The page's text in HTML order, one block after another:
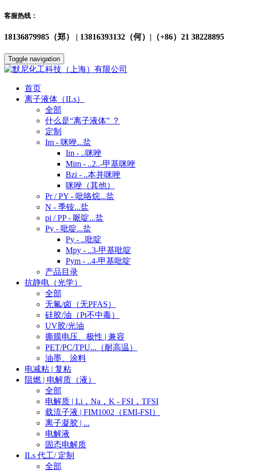
客服热线：
18136879985（郑） | 13816393132（何）|（+86）21 38228895
Toggle navigation
首页
离子液体（ILs）
全部
什么是“离子液体” ？
定制
Im - 咪唑...盐
Im - ..咪唑
Mim - ..2..-甲基咪唑
Bzi - ..本并咪唑
咪唑（其他）
Pr / PY - 吡咯烷...盐
N - 季铵...盐
pi / PP - 哌啶...盐
Py - 吡啶...盐
Py - ..吡啶
Mpy - ..3-甲基吡啶
Pym - ..4-甲基吡啶
产品目录
抗静电（光学）
全部
无氟/卤（无PFAS）
硅胶/油（Pt不中毒）
UV胶/光油
撕膜电压、极性 | 兼容
PET/PC/TPU...（耐高温）
油墨、涂料
电减粘 | 复粘
阻燃 | 电解质（液）
全部
电解质 | Li，Na，K - FSI，TFSI
载流子液 | FIM1002（EMI-FSI）
离子凝胶 | ...
电解液
固态电解质
ILs 代工/ 定制
全部